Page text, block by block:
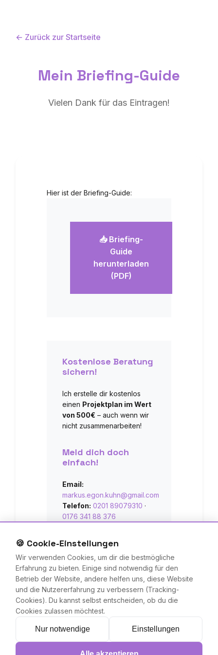
← Zurück zur Startseite
Mein Briefing-Guide
Vielen Dank für das Eintragen!
Hier ist der Briefing-Guide:
📥 Briefing-
Guide
herunterladen
(PDF)
Kostenlose Beratung
sichern!
Ich erstelle dir kostenlos
einen Projektplan im Wert
von 500€ – auch wenn wir
nicht zusammenarbeiten!
Meld dich doch
einfach!
Email:
markus.egon.kuhn@gmail.com
Telefon: 0201 89079310 ·
0176 341 88 376
Wenn du Fragen hast, kannst
du meinen Bot unten rechts
benutzen oder mich auch
anrufen!
🍪 Cookie-Einstellungen
Wir verwenden Cookies, um dir die bestmögliche
Erfahrung zu bieten. Einige sind notwendig für den
Betrieb der Website, andere helfen uns, diese Website
und die Nutzererfahrung zu verbessern (Tracking-
Cookies). Du kannst selbst entscheiden, ob du die
Cookies zulassen möchtest.
Nur notwendige Einstellungen